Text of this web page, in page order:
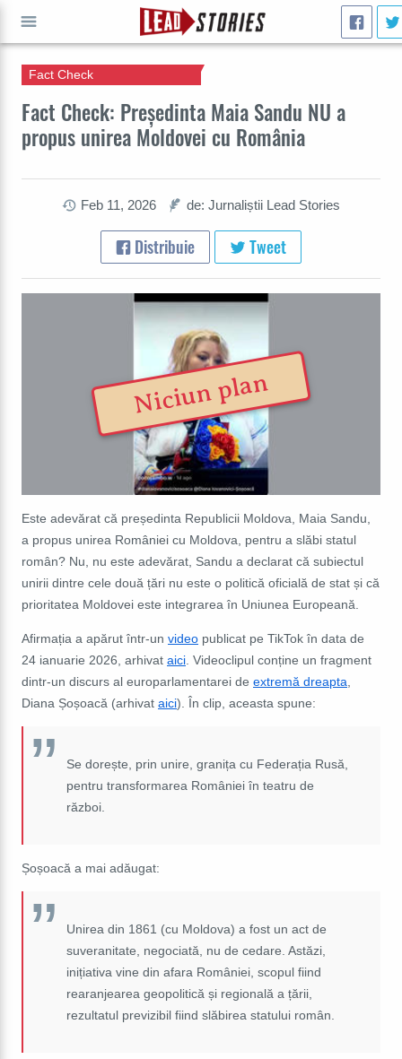
Fact Check: Președinta Maia Sandu NU a
propus unirea Moldovei cu România
Fact Check
Feb 11, 2026 de: Jurnaliștii Lead Stories
Distribuie Tweet
Niciun plan
Este adevărat că președinta Republicii Moldova, Maia Sandu,
a propus unirea României cu Moldova, pentru a slăbi statul
român? Nu, nu este adevărat, Sandu a declarat că subiectul
unirii dintre cele două țări nu este o politică oficială de stat și că
prioritatea Moldovei este integrarea în Uniunea Europeană.
Afirmația a apărut într-un video publicat pe TikTok în data de
24 ianuarie 2026, arhivat aici . Videoclipul conține un fragment
dintr-un discurs al europarlamentarei de extremă dreapta
Diana Șoșoacă (arhivat aici). În clip, aceasta spune:
Se dorește, prin unire, granița cu Federația Rusă,
pentru transformarea României în teatru de
război.
Șoșoacă a mai adăugat:
Unirea din 1861 (cu Moldova) a fost un act de
suveranitate, negociată, nu de cedare. Astăzi,
inițiativa vine din afara României, scopul fiind
rearanjearea geopolitică și regională a țării,
rezultatul previzibil fiind slăbirea statului român.
CAUTĂ